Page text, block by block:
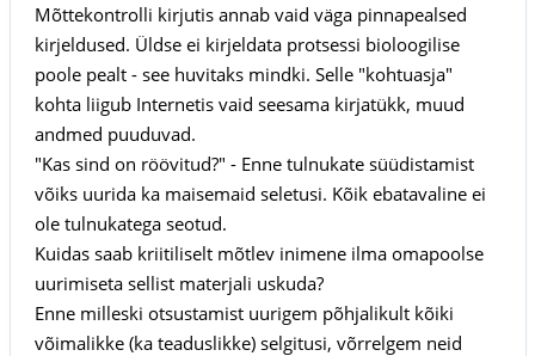
Mõttekontrolli kirjutis annab vaid väga pinnapealsed
kirjeldused. Üldse ei kirjeldata protsessi bioloogilise
poole pealt - see huvitaks mindki. Selle "kohtuasja"
kohta liigub Internetis vaid seesama kirjatükk, muud
andmed puuduvad.
"Kas sind on röövitud?" - Enne tulnukate süüdistamist
võiks uurida ka maisemaid seletusi. Kõik ebatavaline ei
ole tulnukatega seotud.
Kuidas saab kriitiliselt mõtlev inimene ilma omapoolse
uurimiseta sellist materjali uskuda?
Enne milleski otsustamist uurigem põhjalikult kõiki
võimalikke (ka teaduslikke) selgitusi, võrrelgem neid